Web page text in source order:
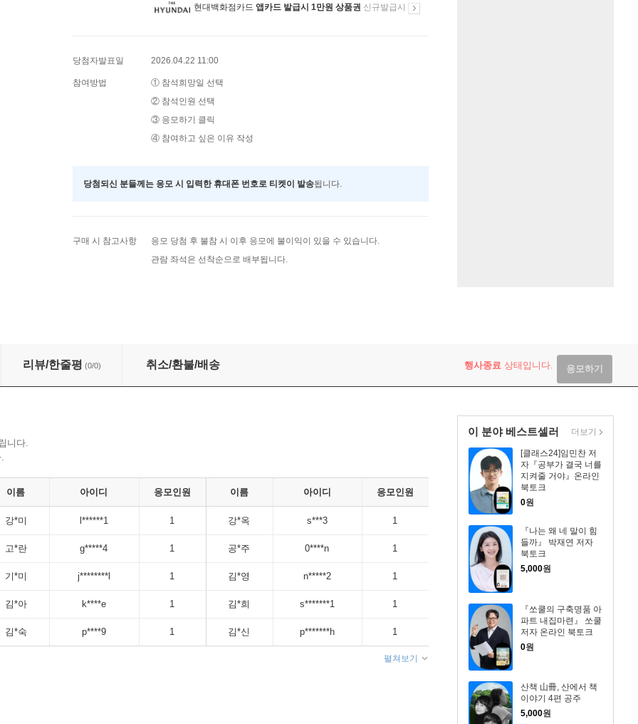
현대백화점카드 앱카드 발급시 1만원 상품권 신규발급시
당첨자발표일 2026.04.22 11:00
참여방법
① 참석희망일 선택
② 참석인원 선택
③ 응모하기 클릭
④ 참여하고 싶은 이유 작성
당첨되신 분들께는 응모 시 입력한 휴대폰 번호로 티켓이 발송됩니다.
구매 시 참고사항
응모 당첨 후 불참 시 이후 응모에 불이익이 있을 수 있습니다.
관람 좌석은 선착순으로 배부됩니다.
리뷰/한줄평 (0/0) 취소/환불/배송 행사종료 상태입니다. 응모하기
이 분야 베스트셀러
[클래스24]임민찬 저
자『공부가 결국 너를
지켜줄 거야』온라인
북토크
0원
『나는 왜 네 말이 힘
들까』 박재연 저자
북토크
5,000원
『쏘쿨의 구축명품 아
파트 내집마련』 쏘쿨
저자 온라인 북토크
0원
산책 山冊, 산에서 책
이야기 4편 공주
5,000원
더보기
니다.
이름 아이디 응모인원 이름 아이디 응모인원
강*미 l******1 1 강*옥 s***3 1
고*란 g*****4 1 공*주 0****n 1
기*미 j********l 1 김*영 n*****2 1
김*아 k****e 1 김*희 s*******1 1
김*숙 p****9 1 김*신 p*******h 1
펼쳐보기